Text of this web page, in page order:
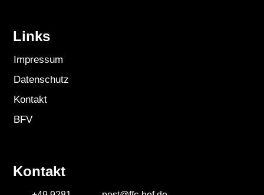
Links
Impressum
Datenschutz
Kontakt
BFV
Kontakt